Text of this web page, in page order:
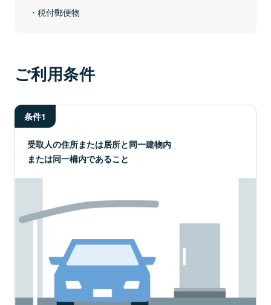
税付郵便物
ご利用条件
条件1
受取人の住所または居所と同一建物内
または同一構内であること